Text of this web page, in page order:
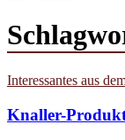
Interessantes aus
Knaller-